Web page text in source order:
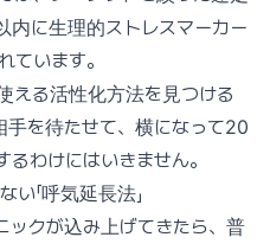
に生理的ストレスマーカー
います。
える活性化方法を見つける
手を待たせて、横になって20
わけにはいきません。
「呼気延長法」
ックが込み上げてきたら、普